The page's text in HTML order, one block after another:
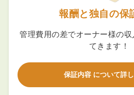
報酬と独自の保
管理費用の差でオーナー様の
てきます！
保証内容 について詳